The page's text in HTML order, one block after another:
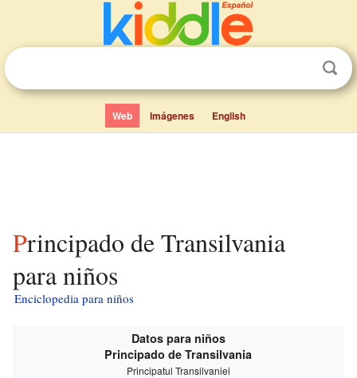
Web Imágenes English
Principado de Transilvania
para niños
Enciclopedia para niños
Datos para niños
Principado de Transilvania
Principatul Transilvaniei